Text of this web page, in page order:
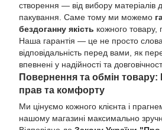
створення — від вибору матеріалів
пакування. Саме тому ми можемо
бездоганну якість кожного товару,
Наша гарантія — це не просто
відповідальність перед вами, як
впевнені у надійності та
Повернення та обмін товару:
прав та комфорту
Ми цінуємо кожного клієнта і
нашому магазині максимально